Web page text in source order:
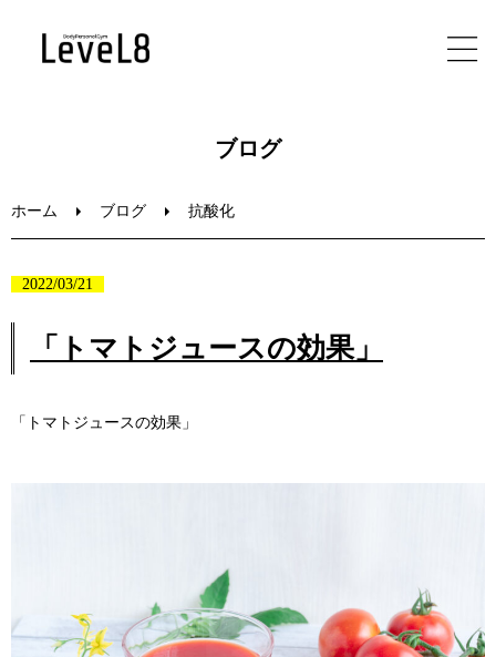
ブログ
ホーム ブログ 抗酸化
2022/03/21
「トマトジュースの効果」
「トマトジュースの効果」